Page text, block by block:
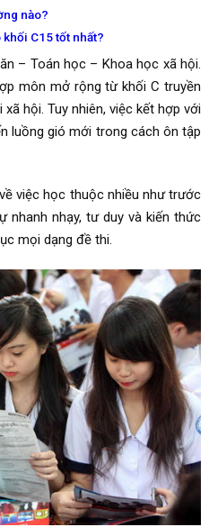
nào?
C15 tốt nhất?
– Toán học – Khoa học xã hội.
môn mở rộng từ khối C truyền
hội. Tuy nhiên, việc kết hợp với
luồng gió mới trong cách ôn tập
việc học thuộc nhiều như trước
nhanh nhạy, tư duy và kiến thức
mọi dạng đề thi.